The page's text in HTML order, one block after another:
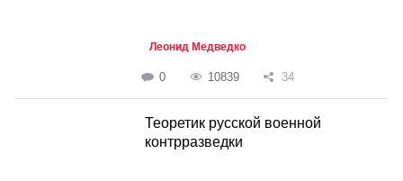
Леонид Медведко
0 10839 34
Теоретик русской военной
контрразведки